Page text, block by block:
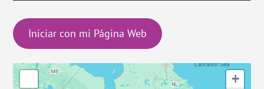
Iniciar con mi Página Web
+